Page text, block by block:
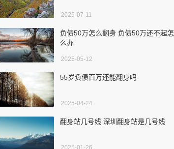
2025-07-11
负债50万怎么翻身 负债50万还不起怎
么办
2025-05-12
55岁负债百万还能翻身吗
2025-04-24
翻身站几号线 深圳翻身站是几号线
2025-01-26